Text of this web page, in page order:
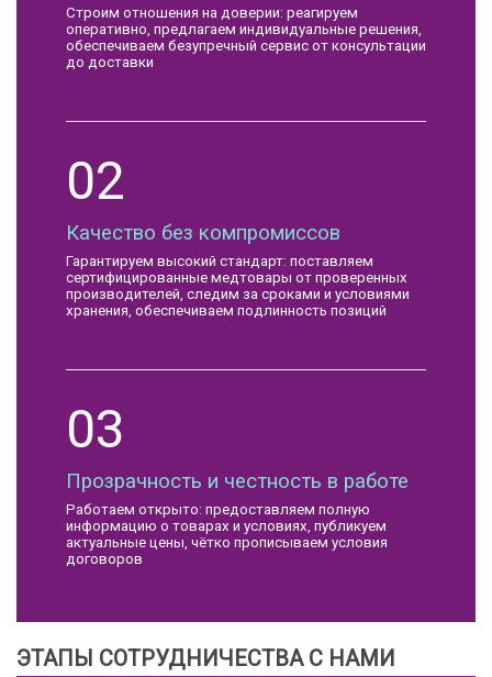
Строим отношения на доверии: реагируем
оперативно, предлагаем индивидуальные решения,
обеспечиваем безупречный сервис от консультации
до доставки
02
Качество без компромиссов
Гарантируем высокий стандарт: поставляем
сертифицированные медтовары от проверенных
производителей, следим за сроками и условиями
хранения, обеспечиваем подлинность позиций
03
Прозрачность и честность в работе
Работаем открыто: предоставляем полную
информацию о товарах и условиях, публикуем
актуальные цены, чётко прописываем условия
договоров
ЭТАПЫ СОТРУДНИЧЕСТВА С НАМИ